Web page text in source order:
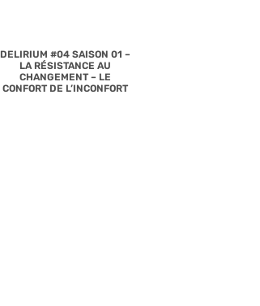
DELIRIUM #04 SAISON 01 –
LA RÉSISTANCE AU
CHANGEMENT – LE
CONFORT DE L’INCONFORT